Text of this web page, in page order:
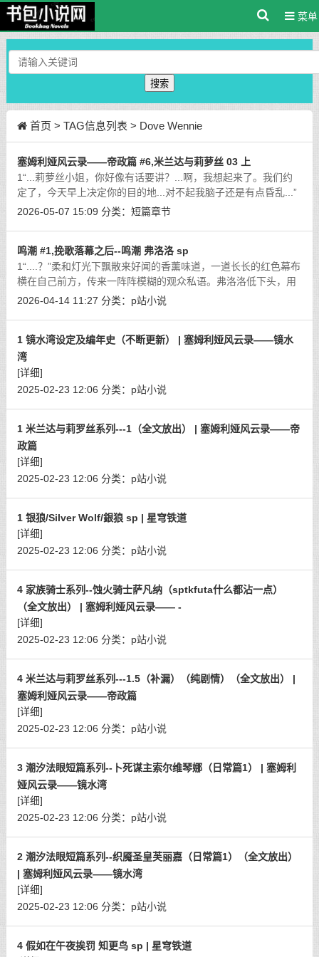
菜单
搜索
首页 > TAG信息列表 > Dove Wennie
塞姆利娅风云录——帝政篇 #6,米兰达与莉萝丝 03 上
1“...莉萝丝小姐，你好像有话要讲？...啊，我想起来了。我们约
定了，今天早上决定你的目的地...对不起我脑子还是有点昏乱...”
直到阳光灿烂的上午时分，宿醉后的米兰达才摇晃着从床上爬
2026-05-07 15:09 分类： 短篇章节
鸣潮 #1,挽歌落幕之后--鸣潮 弗洛洛 sp
1“....？”柔和灯光下飘散来好闻的香薰味道，一道长长的红色幕布
横在自己前方，传来一阵阵模糊的观众私语。弗洛洛低下头，用
未被绷带遮挡的单眼打量着着自己红色的裙摆、手套与高跟鞋
2026-04-14 11:27 分类： p站小说
1 镜水湾设定及编年史（不断更新） | 塞姆利娅风云录——镜水
湾
[详细]
2025-02-23 12:06 分类： p站小说
1 米兰达与莉罗丝系列---1（全文放出） | 塞姆利娅风云录——帝
政篇
[详细]
2025-02-23 12:06 分类： p站小说
1 银狼/Silver Wolf/銀狼 sp | 星穹铁道
[详细]
2025-02-23 12:06 分类： p站小说
4 家族骑士系列--蚀火骑士萨凡纳（sptkfuta什么都沾一点）
（全文放出） | 塞姆利娅风云录—— -
[详细]
2025-02-23 12:06 分类： p站小说
4 米兰达与莉罗丝系列---1.5（补漏）（纯剧情）（全文放出） |
塞姆利娅风云录——帝政篇
[详细]
2025-02-23 12:06 分类： p站小说
3 潮汐法眼短篇系列--卜死谋主索尔维琴娜（日常篇1） | 塞姆利
娅风云录——镜水湾
[详细]
2025-02-23 12:06 分类： p站小说
2 潮汐法眼短篇系列--织魇圣皇芙丽嘉（日常篇1）（全文放出）
| 塞姆利娅风云录——镜水湾
[详细]
2025-02-23 12:06 分类： p站小说
4 假如在午夜挨罚 知更鸟 sp | 星穹铁道